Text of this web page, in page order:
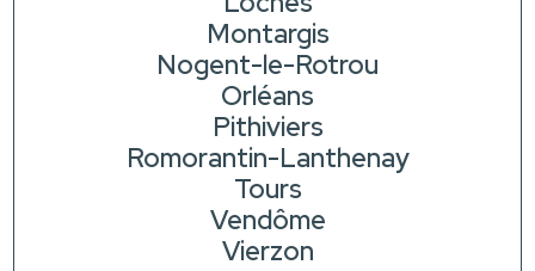
Montargis
Nogent-le-Rotrou
Orléans
Pithiviers
Romorantin-Lanthenay
Tours
Vendôme
Vierzon